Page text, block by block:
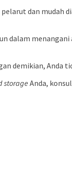
dan
dalam
demikian, Anda
storageAnda,